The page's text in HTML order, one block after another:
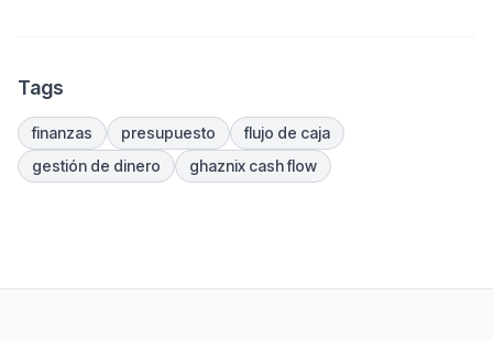
Tags
finanzas presupuesto
flujo de caja
gestión de dinero
ghaznix cash flow